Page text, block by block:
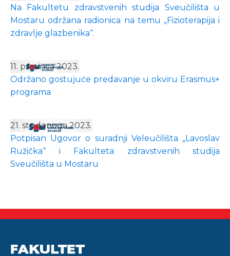
Na Fakultetu zdravstvenih studija Sveučilišta u
Mostaru održana radionica na temu „Fizioterapija i
zdravlje glazbenika“.
11. prosinca 2023.
Održano gostujuće predavanje u okviru Erasmus+
programa
21. studenoga 2023.
Potpisan Ugovor o suradnji Veleučilišta „Lavoslav
Ružička“ i Fakulteta zdravstvenih studija
Sveučilišta u Mostaru